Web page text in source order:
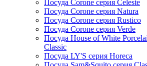
Посуда Corone серия Celeste
Посуда Corone серия Natura
Посуда Corone серия Rustico
Посуда Corone серия Verde
Посуда House of White
Classic
Посуда LY'S серия Horeca